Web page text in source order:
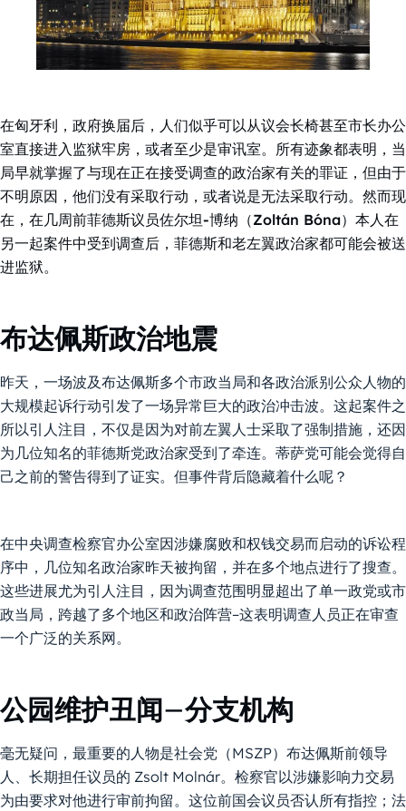
在匈牙利，政府换届后，人们似乎可以从议会长椅甚至市长办公
室直接进入监狱牢房，或者至少是审讯室。所有迹象都表明，当
局早就掌握了与现在正在接受调查的政治家有关的罪证，但由于
不明原因，他们没有采取行动，或者说是无法采取行动。然而现
在，在几周前菲德斯议员佐尔坦-博纳（Zoltán Bóna）本人在
另一起案件中受到调查后，菲德斯和老左翼政治家都可能会被送
进监狱。
布达佩斯政治地震
昨天，一场波及布达佩斯多个市政当局和各政治派别公众人物的
大规模起诉行动引发了一场异常巨大的政治冲击波。这起案件之
所以引人注目，不仅是因为对前左翼人士采取了强制措施，还因
为几位知名的菲德斯党政治家受到了牵连。蒂萨党可能会觉得自
己之前的警告得到了证实。但事件背后隐藏着什么呢？
在中央调查检察官办公室因涉嫌腐败和权钱交易而启动的诉讼程
序中，几位知名政治家昨天被拘留，并在多个地点进行了搜查。
这些进展尤为引人注目，因为调查范围明显超出了单一政党或市
政当局，跨越了多个地区和政治阵营–这表明调查人员正在审查
一个广泛的关系网。
公园维护丑闻–分支机构
毫无疑问，最重要的人物是社会党（MSZP）布达佩斯前领导
人、长期担任议员的 Zsolt Molnár。检察官以涉嫌影响力交易
为由要求对他进行审前拘留。这位前国会议员否认所有指控；法